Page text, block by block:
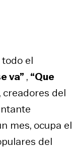
el
va” , “Que
, creadores del
mes, ocupa el
del